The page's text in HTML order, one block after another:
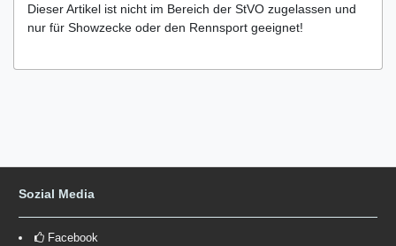
Dieser Artikel ist nicht im Bereich der StVO zugelassen und
nur für Showzecke oder den Rennsport geeignet!
Sozial Media
Facebook